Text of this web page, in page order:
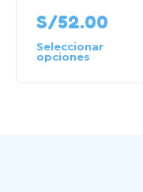
S/52.00
Seleccionar
opciones